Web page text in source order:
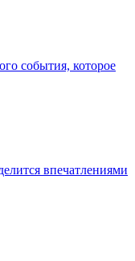
события, которое
впечатлениями